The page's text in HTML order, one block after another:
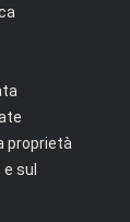
proprietà
sul